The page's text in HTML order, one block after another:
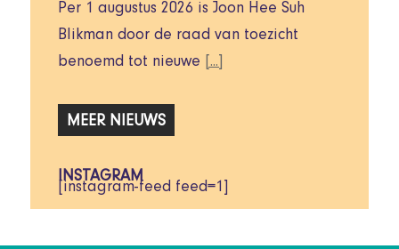
Per 1 augustus 2026 is Joon Hee Suh
Blikman door de raad van toezicht
benoemd tot nieuwe
[...]
MEER NIEUWS
INSTAGRAM
[instagram-feed feed=1]